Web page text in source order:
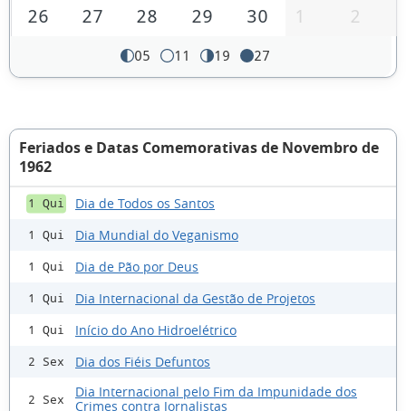
26
27 28 29 30 1 2
05 11 19 27
Feriados e Datas Comemorativas de Novembro de
1962
1 Qui Dia de Todos os Santos
1 Qui Dia Mundial do Veganismo
1 Qui Dia de Pão por Deus
1 Qui Dia Internacional da Gestão de Projetos
1 Qui Início do Ano Hidroelétrico
2 Sex Dia dos Fiéis Defuntos
2 Sex
Dia Internacional pelo Fim da Impunidade dos
Crimes contra Jornalistas